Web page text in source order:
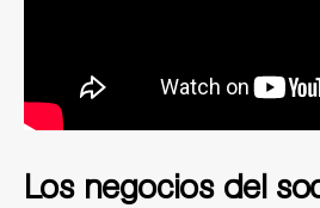
Los negocios del